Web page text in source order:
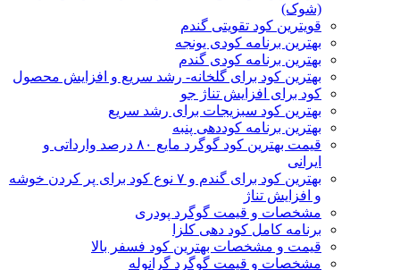
(شوک)
قویترین کود تقویتی گندم
بهترین برنامه کودی یونجه
بهترین برنامه کودی گندم
بهترین کود برای گلخانه- رشد سریع و افزایش محصول
کود برای افزایش تناژ جو
بهترین کود سبزیجات برای رشد سریع
بهترین برنامه کوددهی پنبه
قیمت بهترین کود گوگرد مایع ۸۰ درصد وارداتی و
ایرانی
بهترین کود برای گندم و ۷ نوع کود برای پر کردن خوشه
و افزایش تناژ
مشخصات و قیمت گوگرد پودری
برنامه کامل کود دهی کلزا
قیمت و مشخصات بهترین کود فسفر بالا
مشخصات و قیمت گوگرد گرانوله